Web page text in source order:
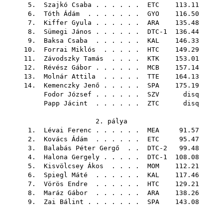
5. Szajkó Csaba . . . . . . ETC 113.11
6. Tóth Ádám . . . . . . . GYO 116.50
7. Kiffer Gyula . . . . . . ARA 135.48
8. Sümegi János . . . . . . DTC-1 136.44
9. Baksa Csaba . . . . . . KAL 146.33
10. Forrai Miklós . . . . . HTC 149.29
11. Závodszky Tamás . . . . KTK 153.01
12. Révész Gábor . . . . . . MCB 157.14
13. Molnár Attila . . . . . TTE 164.13
14. Kemenczky Jenő . . . . . SPA 175.19
Fodor József . . . . . . SZV disq
Papp Jácint . . . . . . ZTC disq
2. pálya
1. Lévai Ferenc . . . . . . MEA 91.57
2. Kovács Ádám . . . . . . ETC 95.47
3. Balabás Péter Gergő . . DTC-2 99.48
4. Halona Gergely . . . . . DTC-1 108.08
5. Kisvölcsey Ákos . . . . MOM 112.21
6. Spiegl Máté . . . . . . KAL 117.46
7. Vörös Endre . . . . . . HTC 129.21
8. Maráz Gábor . . . . . . ARA 138.26
9. Zai Bálint . . . . . . . SPA 143.08